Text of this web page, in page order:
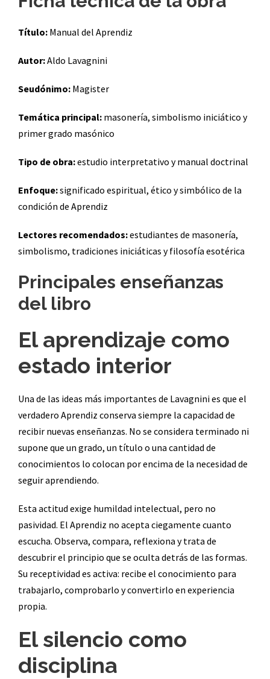
Título: Manual del Aprendiz
Autor:Aldo Lavagnini
Seudónimo: Magister
Temática principal: masonería, simbolismo iniciático y
primer grado masónico
Tipo de obra:estudio interpretativo y manual doctrinal
Enfoque:significado espiritual, ético y simbólico de la
condición de Aprendiz
Lectores recomendados:estudiantes de masonería,
simbolismo, tradiciones iniciáticas y filosofía esotérica
Principales enseñanzas
del libro
El aprendizaje como
estado interior
Una de las ideas más importantes de Lavagnini es que el
verdadero Aprendiz conserva siempre la capacidad de
recibir nuevas enseñanzas. No se considera terminado ni
supone que un grado, un título o una cantidad de
conocimientos lo colocan por encima de la necesidad de
seguir aprendiendo.
Esta actitud exige humildad intelectual, pero no
pasividad. El Aprendiz no acepta ciegamente cuanto
escucha. Observa, compara, reflexiona y trata de
descubrir el principio que se oculta detrás de las formas.
Su receptividad es activa: recibe el conocimiento para
trabajarlo, comprobarlo y convertirlo en experiencia
propia.
El silencio como
disciplina